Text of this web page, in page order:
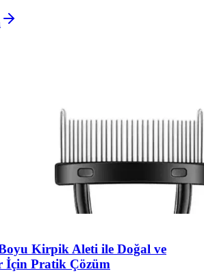
Kirpik Aleti ile Doğal ve
Pratik Çözüm